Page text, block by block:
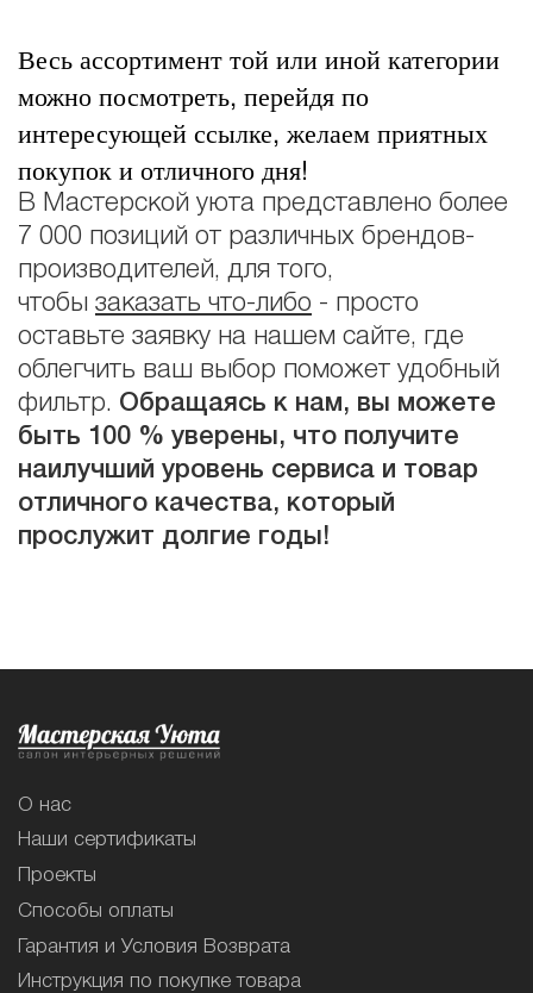
Весь ассортимент той или иной категории
можно посмотреть, перейдя по
интересующей ссылке, желаем приятных
покупок и отличного дня!
В Мастерской уюта представлено более
7 000 позиций от различных брендов-
производителей, для того,
чтобы заказать что-либо - просто
оставьте заявку на нашем сайте, где
облегчить ваш выбор поможет удобный
фильтр. Обращаясь к нам, вы можете
быть 100 % уверены, что получите
наилучший уровень сервиса и товар
отличного качества, который
прослужит долгие годы!
О нас
Наши сертификаты
Проекты
Способы оплаты
Гарантия и Условия Возврата
Инструкция по покупке товара